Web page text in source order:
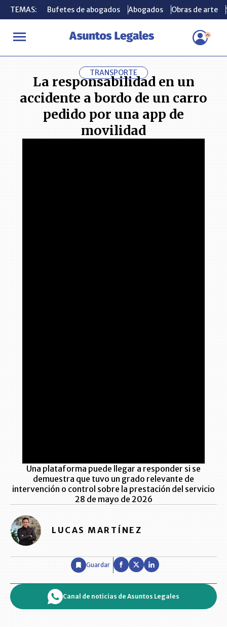
TEMAS: Bufetes de abogados Abogados Obras de arte
INICIO CONSUMIDOR La responsabilidad en un accidente a
TEMAS: Bufetes de abogados Abogados Obras de arte
TRANSPORTE
La responsabilidad en un
accidente a bordo de un carro
pedido por una app de
movilidad
Una plataforma puede llegar a responder si se
demuestra que tuvo un grado relevante de
intervención o control sobre la prestación del servicio
28 de mayo de 2026
LUCAS MARTÍNEZ
Guardar
Canal de noticias de Asuntos Legales